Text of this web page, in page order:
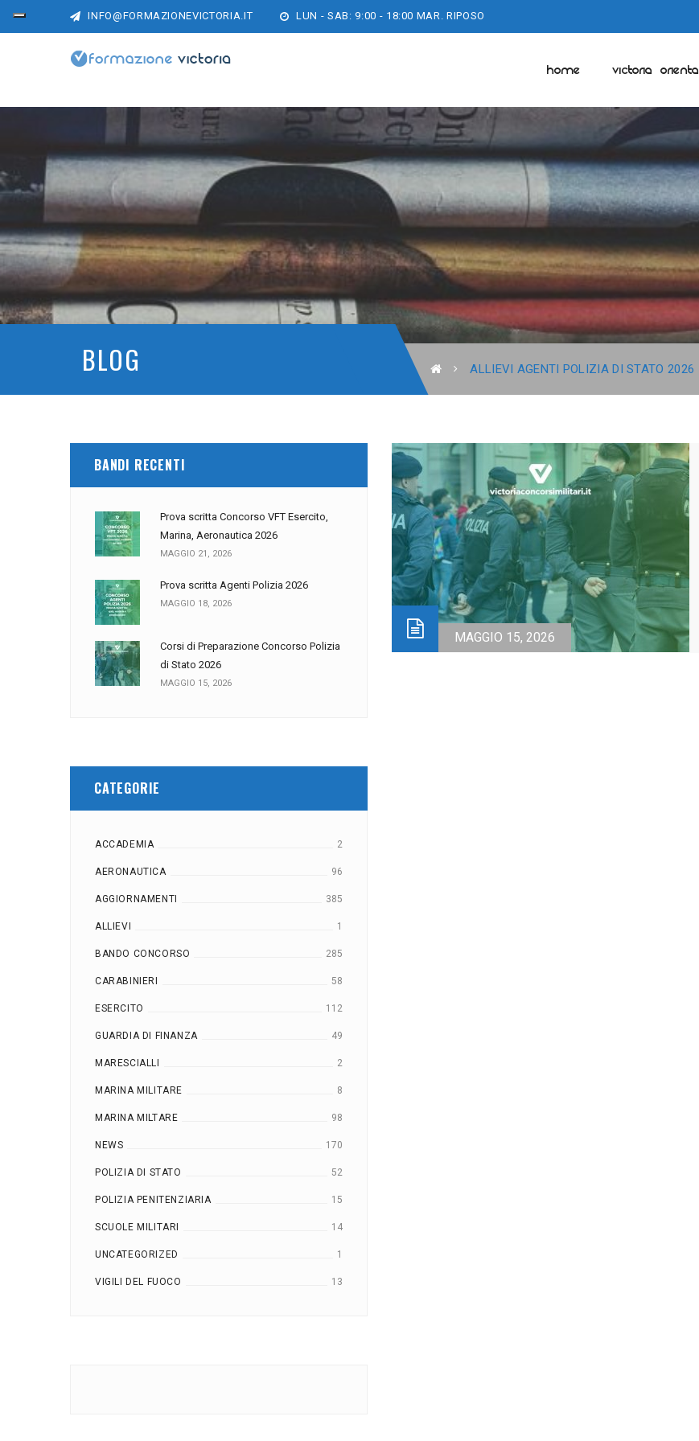
INFO@FORMAZIONEVICTORIA.IT LUN - SAB: 9:00 - 18:00 MAR. RIPOSO
HOME VICTORIA ORIENTA
BLOG ALLIEVI AGENTI POLIZIA DI STATO 2026
BANDI RECENTI
Prova scritta Concorso VFT Esercito,
Marina, Aeronautica 2026
MAGGIO 21, 2026
Prova scritta Agenti Polizia 2026
MAGGIO 18, 2026
Corsi di Preparazione Concorso Polizia
di Stato 2026
MAGGIO 15, 2026
CATEGORIE
ACCADEMIA 2
AERONAUTICA 96
AGGIORNAMENTI 385
ALLIEVI 1
BANDO CONCORSO 285
CARABINIERI 58
ESERCITO 112
GUARDIA DI FINANZA 49
MARESCIALLI 2
MARINA MILITARE 8
MARINA MILTARE 98
NEWS 170
POLIZIA DI STATO 52
POLIZIA PENITENZIARIA 15
SCUOLE MILITARI 14
UNCATEGORIZED 1
VIGILI DEL FUOCO 13
MAGGIO 15, 2026